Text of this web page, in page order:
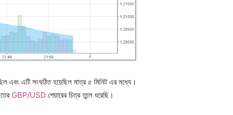
এবং এটি সংঘঠিত হয়েছিল মাত্র ৫ মিনিট এর মধ্যে।
GBP/USD পেয়ারের চিত্র তুলে ধরেছি।